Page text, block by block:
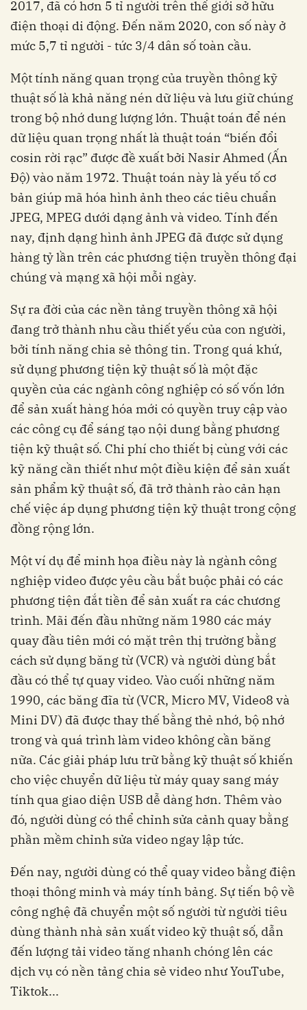
2017, đã có hơn 5 tỉ người trên thế giới sở hữu
điện thoại di động. Đến năm 2020, con số này ở
mức 5,7 tỉ người - tức 3/4 dân số toàn cầu.
Một tính năng quan trọng của truyền thông kỹ
thuật số là khả năng nén dữ liệu và lưu giữ chúng
trong bộ nhớ dung lượng lớn. Thuật toán để nén
dữ liệu quan trọng nhất là thuật toán “biến đổi
cosin rời rạc” được đề xuất bởi Nasir Ahmed (Ấn
Độ) vào năm 1972. Thuật toán này là yếu tố cơ
bản giúp mã hóa hình ảnh theo các tiêu chuẩn
JPEG, MPEG dưới dạng ảnh và video. Tính đến
nay, định dạng hình ảnh JPEG đã được sử dụng
hàng tỷ lần trên các phương tiện truyền thông đại
chúng và mạng xã hội mỗi ngày.
Sự ra đời của các nền tảng truyền thông xã hội
đang trở thành nhu cầu thiết yếu của con người,
bởi tính năng chia sẻ thông tin. Trong quá khứ,
sử dụng phương tiện kỹ thuật số là một đặc
quyền của các ngành công nghiệp có số vốn lớn
để sản xuất hàng hóa mới có quyền truy cập vào
các công cụ để sáng tạo nội dung bằng phương
tiện kỹ thuật số. Chi phí cho thiết bị cùng với các
kỹ năng cần thiết như một điều kiện để sản xuất
sản phẩm kỹ thuật số, đã trở thành rào cản hạn
chế việc áp dụng phương tiện kỹ thuật trong cộng
đồng rộng lớn.
Một ví dụ để minh họa điều này là ngành công
nghiệp video được yêu cầu bắt buộc phải có các
phương tiện đắt tiền để sản xuất ra các chương
trình. Mãi đến đầu những năm 1980 các máy
quay đầu tiên mới có mặt trên thị trường bằng
cách sử dụng băng từ (VCR) và người dùng bắt
đầu có thể tự quay video. Vào cuối những năm
1990, các băng đĩa từ (VCR, Micro MV, Video8 và
Mini DV) đã được thay thế bằng thẻ nhớ, bộ nhớ
trong và quá trình làm video không cần băng
nữa. Các giải pháp lưu trữ bằng kỹ thuật số khiến
cho việc chuyển dữ liệu từ máy quay sang máy
tính qua giao diện USB dễ dàng hơn. Thêm vào
đó, người dùng có thể chỉnh sửa cảnh quay bằng
phần mềm chỉnh sửa video ngay lập tức.
Đến nay, người dùng có thể quay video bằng điện
thoại thông minh và máy tính bảng. Sự tiến bộ về
công nghệ đã chuyển một số người từ người tiêu
dùng thành nhà sản xuất video kỹ thuật số, dẫn
đến lượng tải video tăng nhanh chóng lên các
dịch vụ có nền tảng chia sẻ video như YouTube,
Tiktok...